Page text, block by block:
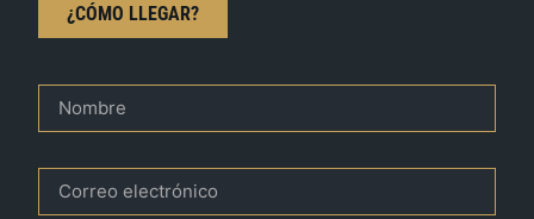
¿CÓMO LLEGAR?